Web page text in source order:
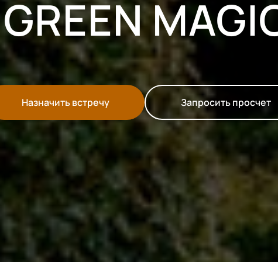
GREEN
Назначить встречу Запросить просчет